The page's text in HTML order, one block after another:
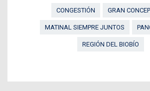
CONGESTIÓN
GRAN
MATINAL SIEMPRE JUNTOS
REGIÓN DEL BIOBÍO